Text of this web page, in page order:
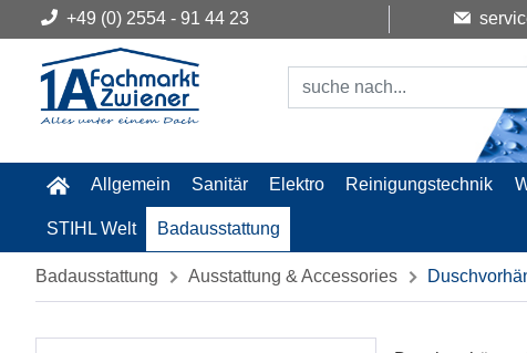
+49 (0) 2554 - 91 44 23
Allgemein Sanitär Elektro Reinigungstechnik
STIHL Welt Badausstattung
Badausstattung Ausstattung & Accessories